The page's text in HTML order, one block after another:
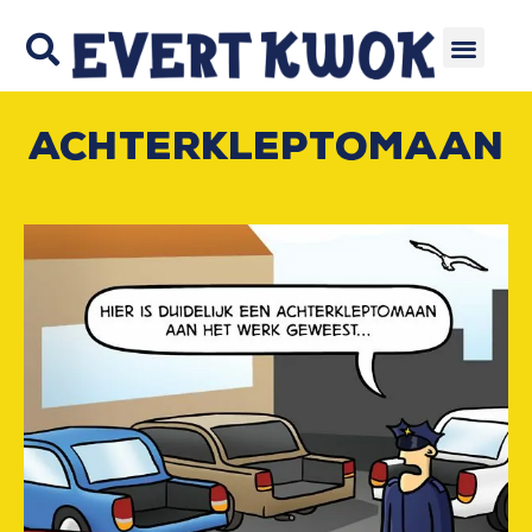
Achterkleptomaan